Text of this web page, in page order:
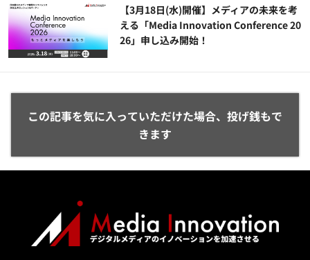
【3月18日(水)開催】メディアの未来を考
える「Media Innovation Conference 20
26」申し込み開始！
この記事を気に入っていただけた場合、投げ銭もで
きます